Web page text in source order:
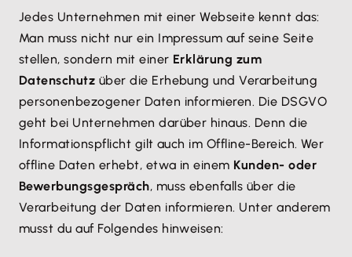
Jedes Unternehmen mit einer Webseite kennt das:
Man muss nicht nur ein Impressum auf seine Seite
stellen, sondern mit einer Erklärung zum
Datenschutz über die Erhebung und Verarbeitung
personenbezogener Daten informieren. Die DSGVO
geht bei Unternehmen darüber hinaus. Denn die
Informationspflicht gilt auch im Offline-Bereich. Wer
offline Daten erhebt, etwa in einem Kunden- oder
Bewerbungsgespräch, muss ebenfalls über die
Verarbeitung der Daten informieren. Unter anderem
musst du auf Folgendes hinweisen: